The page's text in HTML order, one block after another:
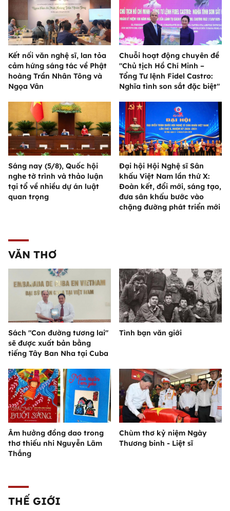
Kết nối văn nghệ sĩ, lan tỏa
cảm hứng sáng tác về Phật
hoàng Trần Nhân Tông và
Ngọa Vân
Chuỗi hoạt động chuyên đề
"Chủ tịch Hồ Chí Minh –
Tổng Tư lệnh Fidel Castro:
Nghĩa tình son sắt đặc biệt"
Sáng nay (5/8), Quốc hội
nghe tờ trình và thảo luận
tại tổ về nhiều dự án luật
quan trọng
Đại hội Hội Nghệ sĩ Sân
khấu Việt Nam lần thứ X:
Đoàn kết, đổi mới, sáng tạo,
đưa sân khấu bước vào
chặng đường phát triển mới
VĂN THƠ
Sách "Con đường tương lai"
sẽ được xuất bản bằng
tiếng Tây Ban Nha tại Cuba
Tình bạn văn giới
Âm hưởng đồng dao trong
thơ thiếu nhi Nguyễn Lãm
Thắng
Chùm thơ kỷ niệm Ngày
Thương binh - Liệt sĩ
THẾ GIỚI